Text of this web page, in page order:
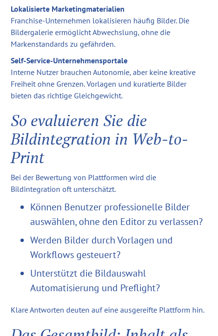
Lokalisierte Marketingmaterialien
Franchise-Unternehmen lokalisieren häufig Bilder. Die
Bildergalerie ermöglicht Abwechslung, ohne die
Markenstandards zu gefährden.
Self-Service-Unternehmensportale
Interne Nutzer brauchen Autonomie, aber keine kreative
Freiheit ohne Grenzen. Vorlagen und kuratierte Bilder
bieten das richtige Gleichgewicht.
So evaluieren Sie die
Bildintegration in Web-to-
Print
Bei der Bewertung von Plattformen wird die
Bildintegration oft unterschätzt.
Können Benutzer professionelle Bilder
auswählen, ohne den Editor zu verlassen?
Werden Bilder durch Vorlagen und
Workflows gesteuert?
Unterstützt die Bildauswahl
Automatisierung und Preflight?
Klare Antworten deuten auf eine ausgereifte Plattform hin.